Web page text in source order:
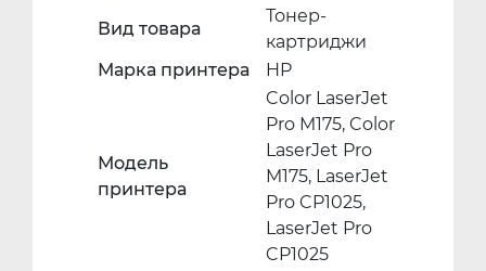
Вид товара
Тонер-
картриджи
Марка принтера
HP
Модель
принтера
Color LaserJet
Pro M175, Color
LaserJet Pro
M175, LaserJet
Pro CP1025,
LaserJet Pro
CP1025